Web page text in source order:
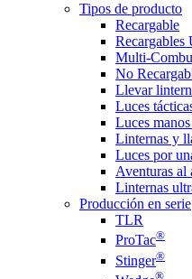
Tipos de producto
Recargable
Recargables
Multi-
No
Llevar
Luces
Luces
Linternas y
Luces por
Aventuras al
Linternas
Producción en serie
TLR
ProTac®
Stinger®
®